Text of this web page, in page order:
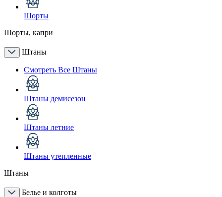
Шорты
Шорты, капри
Штаны
Смотреть Все Штаны
Штаны демисезон
Штаны летние
Штаны утепленные
Штаны
Белье и колготы